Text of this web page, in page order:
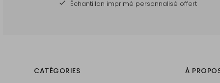
Échantillon imprimé personnalisé offert
CATÉGORIES À